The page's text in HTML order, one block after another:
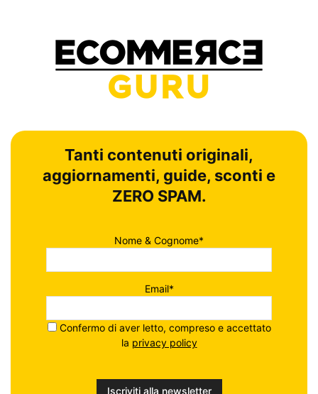
Tanti contenuti originali,
aggiornamenti, guide, sconti e
ZERO SPAM.
Nome & Cognome*
Email*
Confermo di aver letto, compreso e accettato
la privacy policy